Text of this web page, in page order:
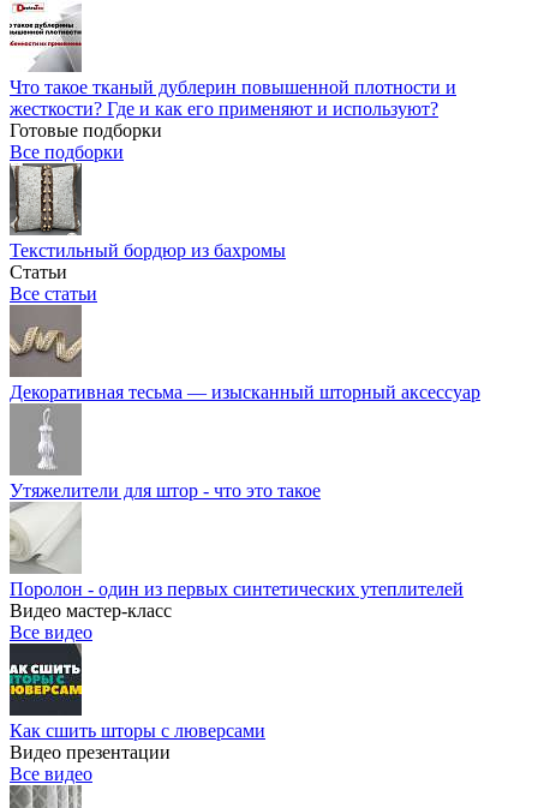
Что такое тканый дублерин повышенной плотности и
жесткости? Где и как его применяют и используют?
Готовые подборки
Все подборки
Текстильный бордюр из бахромы
Статьи
Все статьи
Декоративная тесьма — изысканный шторный аксессуар
Утяжелители для штор - что это такое
Поролон - один из первых синтетических утеплителей
Видео мастер-класс
Все видео
Как сшить шторы с люверсами
Видео презентации
Все видео